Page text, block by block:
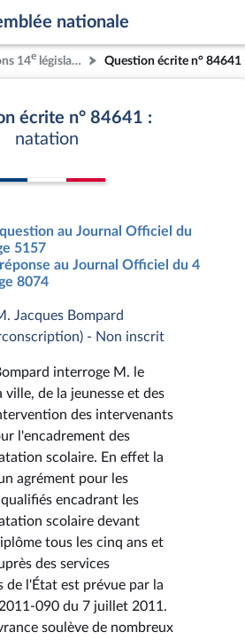
nationale
14e législature Question écrite n° 84641
écrite n° 84641 :
natation
au Journal Officiel du
5157
au Journal Officiel du 4
8074
Jacques Bompard
- Non inscrit
interroge M. le
ville, de la jeunesse et des
des intervenants
l'encadrement des
scolaire. En effet la
agrément pour les
encadrant les
scolaire devant
tous les cinq ans et
des services
de l'État est prévue par la
090 du 7 juillet 2011.
soulève de nombreux